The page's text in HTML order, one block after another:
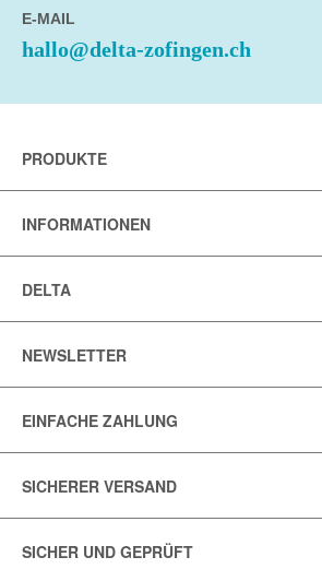
E-MAIL
hallo@delta-zofingen.ch
PRODUKTE
INFORMATIONEN
DELTA
NEWSLETTER
EINFACHE ZAHLUNG
SICHERER VERSAND
SICHER UND GEPRÜFT